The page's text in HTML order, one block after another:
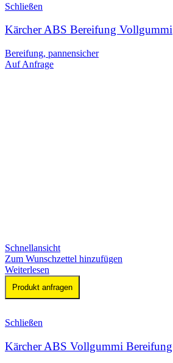
Schließen
Kärcher ABS Bereifung Vollgummi
Bereifung, pannensicher
Auf Anfrage
Schnellansicht
Zum Wunschzettel hinzufügen
Weiterlesen
Produkt anfragen
Schließen
Kärcher ABS Vollgummi Bereifung